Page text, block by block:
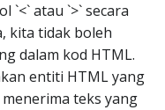
`<` atau `>` secara
kita tidak boleh
dalam kod HTML.
entiti HTML yang
menerima teks yang